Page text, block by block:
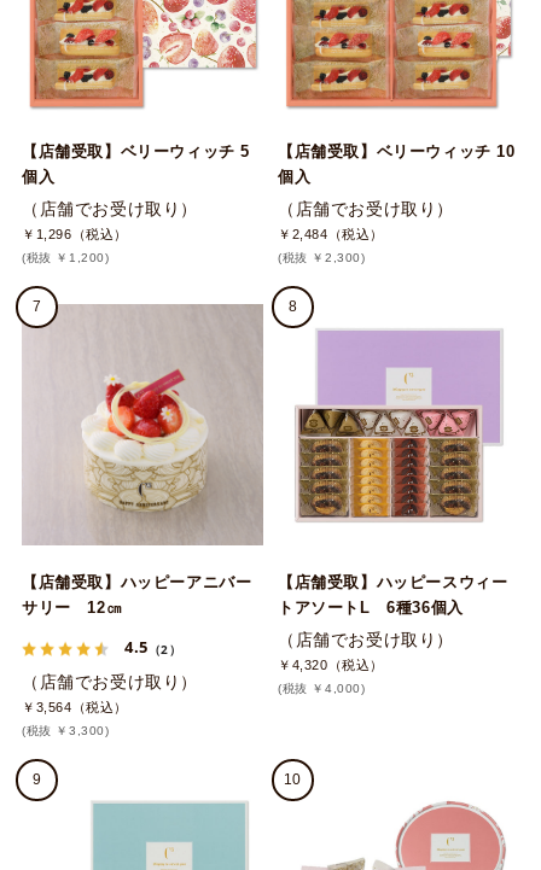
【店舗受取】ベリーウィッチ 5
個入
（店舗でお受け取り）
￥1,296（税込）
(税抜 ￥1,200)
【店舗受取】ベリーウィッチ 10
個入
（店舗でお受け取り）
￥2,484（税込）
(税抜 ￥2,300)
7
【店舗受取】ハッピーアニバー
サリー 12㎝
4.5 （2）
（店舗でお受け取り）
￥3,564（税込）
(税抜 ￥3,300)
8
【店舗受取】ハッピースウィー
トアソートL 6種36個入
（店舗でお受け取り）
￥4,320（税込）
(税抜 ￥4,000)
9 10